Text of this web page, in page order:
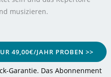
musizieren.
49,00€/JAHR PROBEN >>
Garantie. Das Abonnenment